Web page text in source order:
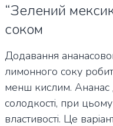
“Зелений
соком
Додавання
лимонного соку
менш кислим. Ананас
солодкості, при
властивості. Це